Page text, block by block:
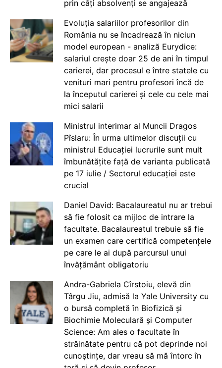
prin câți absolvenți se angajează
Evoluția salariilor profesorilor din
România nu se încadrează în niciun
model european - analiză Eurydice:
salariul crește doar 25 de ani în timpul
carierei, dar procesul e între statele cu
venituri mari pentru profesori încă de
la începutul carierei și cele cu cele mai
mici salarii
Ministrul interimar al Muncii Dragos
Pîslaru: În urma ultimelor discuții cu
ministrul Educației lucrurile sunt mult
îmbunătățite față de varianta publicată
pe 17 iulie / Sectorul educației este
crucial
Daniel David: Bacalaureatul nu ar trebui
să fie folosit ca mijloc de intrare la
facultate. Bacalaureatul trebuie să fie
un examen care certifică competențele
pe care le ai după parcursul unui
învățământ obligatoriu
Andra-Gabriela Cîrstoiu, elevă din
Târgu Jiu, admisă la Yale University cu
o bursă completă în Biofizică și
Biochimie Moleculară și Computer
Science: Am ales o facultate în
străinătate pentru că pot deprinde noi
cunoștințe, dar vreau să mă întorc în